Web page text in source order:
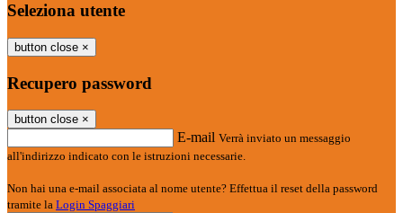
Seleziona utente
button close ×
Recupero password
button close ×
E-mail Verrà inviato un messaggio
all'indirizzo indicato con le istruzioni necessarie.
Non hai una e-mail associata al nome utente? Effettua il reset della password
tramite la Login Spaggiari